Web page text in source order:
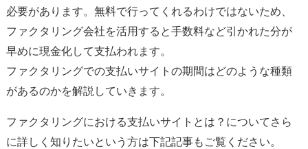
必要があります。無料で行ってくれるわけではないため、
ファクタリング会社を活用すると手数料など引かれた分が
早めに現金化して支払われます。
ファクタリングでの支払いサイトの期間はどのような種類
があるのかを解説していきます。
ファクタリングにおける支払いサイトとは？についてさら
に詳しく知りたいという方は下記記事もご覧ください。